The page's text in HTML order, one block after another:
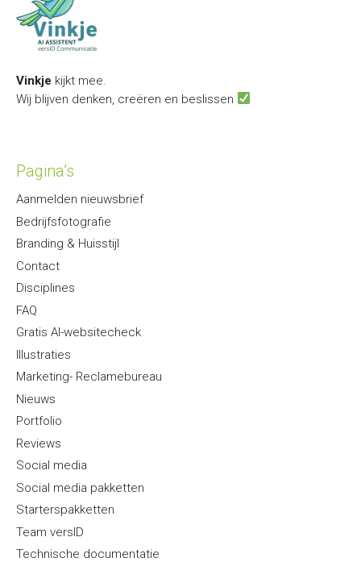
Vinkje kijkt mee.
Wij blijven denken, creëren en beslissen
Pagina’s
Aanmelden nieuwsbrief
Bedrijfsfotografie
Branding & Huisstijl
Contact
Disciplines
FAQ
Gratis AI-websitecheck
Illustraties
Marketing- Reclamebureau
Nieuws
Portfolio
Reviews
Social media
Social media pakketten
Starterspakketten
Team versID
Technische documentatie